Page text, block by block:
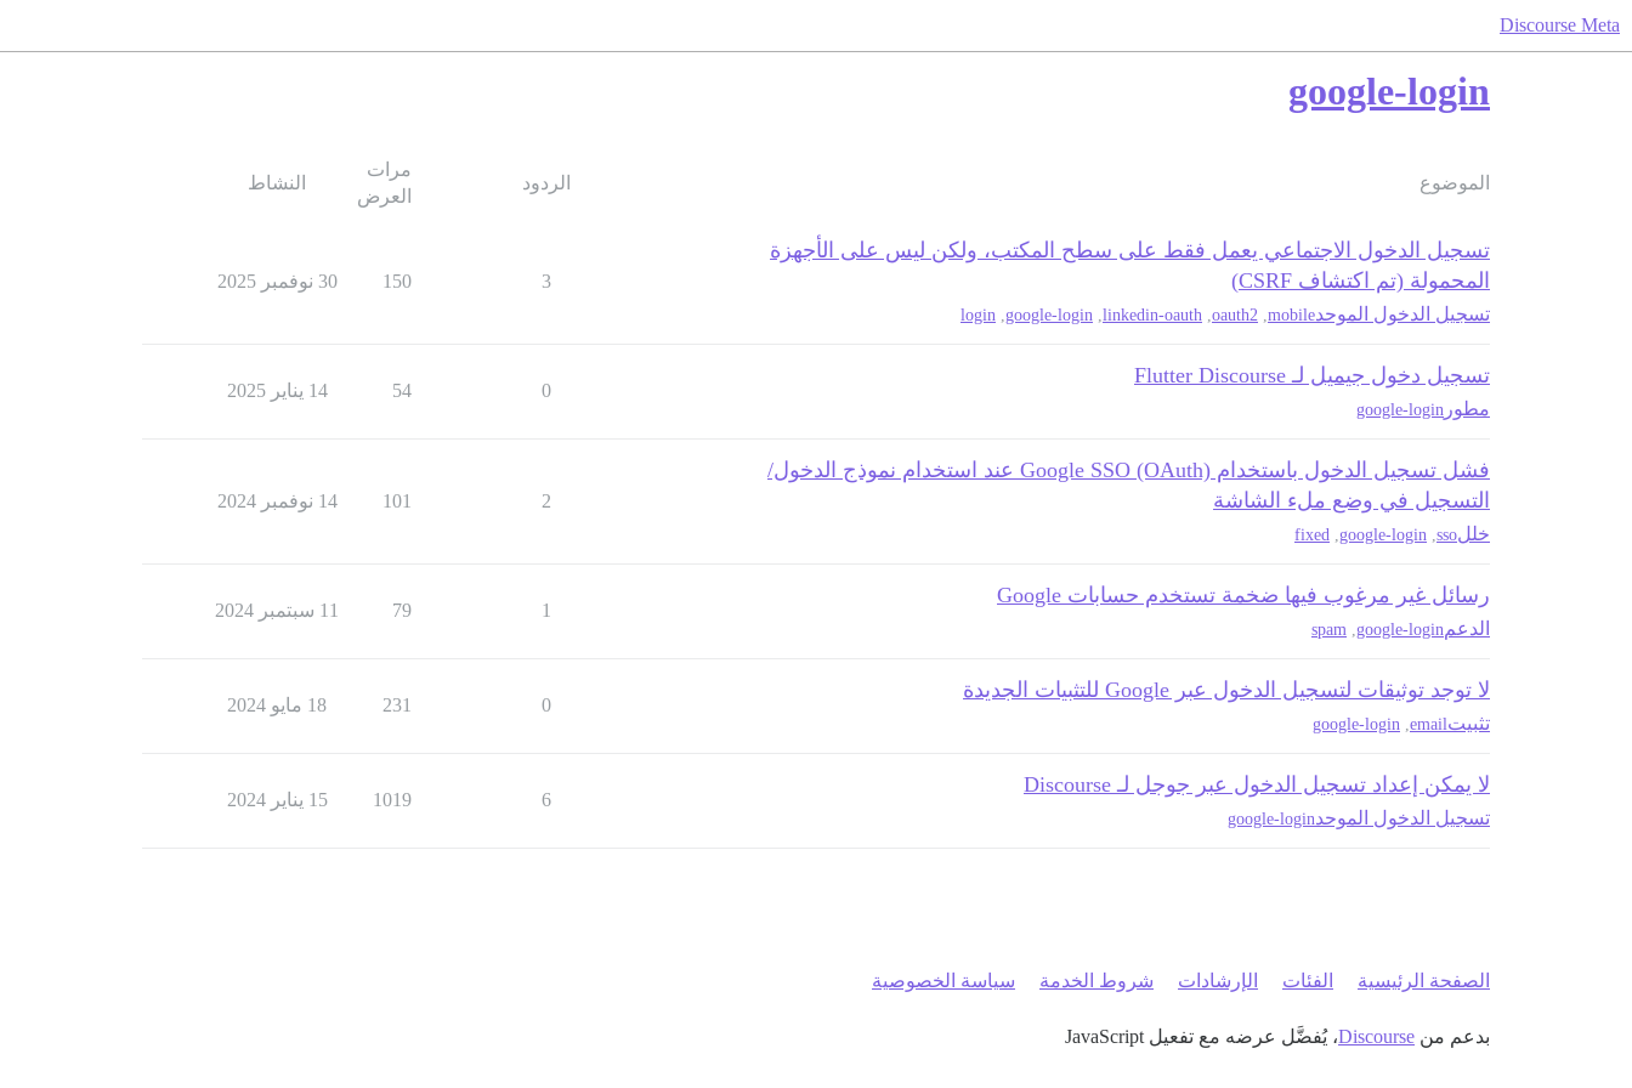
Discourse Meta
google-login
الموضوع الردود
مرات
العرض
النشاط
تسجيل الدخول الاجتماعي يعمل فقط على سطح المكتب، ولكن ليس على الأجهزة
المحمولة (تم اكتشاف CSRF)
تسجيل الدخول الموحدmobile
oauth2
linkedin-oauth
google-login
login
3
150 30 نوفمبر 2025
تسجيل دخول جيميل لـ Flutter Discourse
مطور google-login
0
54 14 يناير 2025
فشل تسجيل الدخول باستخدام Google SSO (OAuth) عند استخدام نموذج الدخول/
التسجيل في وضع ملء الشاشة
خللsso
google-login
fixed
2
101 14 نوفمبر 2024
رسائل غير مرغوب فيها ضخمة تستخدم حسابات Google
الدعم google-login
spam
1
79 11 سبتمبر 2024
لا توجد توثيقات لتسجيل الدخول عبر Google للتثبيات الجديدة
تثبيتemail
google-login
0
231 18 مايو 2024
لا يمكن إعداد تسجيل الدخول عبر جوجل لـ Discourse
تسجيل الدخول الموحدgoogle-login
6
1019 15 يناير 2024
الصفحة الرئيسية الفئات الإرشادات شروط الخدمة سياسة الخصوصية
بدعم من Discourse، يُفضَّل عرضه مع تفعيل JavaScript